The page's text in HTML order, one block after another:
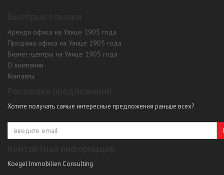
Аренда офиса на Улице 1905 года
Продажа офиса на Улице 1905 года
Бизнес-центры на Улице 1905 года
О компании
Контакты
Хотите получать самые интересные предложения раньше всех?
Koegel Immobilien Consulting